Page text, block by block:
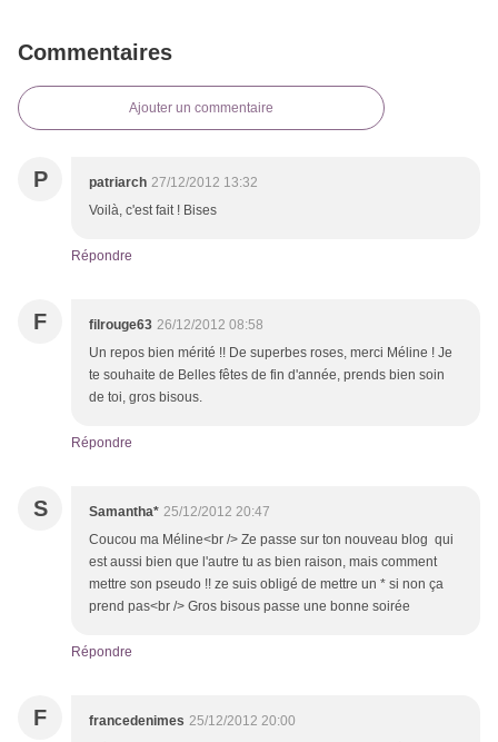
Commentaires
Ajouter un commentaire
P patriarch 27/12/2012 13:32
Voilà, c'est fait ! Bises
Répondre
F filrouge63 26/12/2012 08:58
Un repos bien mérité !! De superbes roses, merci Méline ! Je
te souhaite de Belles fêtes de fin d'année, prends bien soin
de toi, gros bisous.
Répondre
S Samantha* 25/12/2012 20:47
Coucou ma Méline<br /> Ze passe sur ton nouveau blog qui
est aussi bien que l'autre tu as bien raison, mais comment
mettre son pseudo !! ze suis obligé de mettre un * si non ça
prend pas<br /> Gros bisous passe une bonne soirée
Répondre
F francedenimes 25/12/2012 20:00